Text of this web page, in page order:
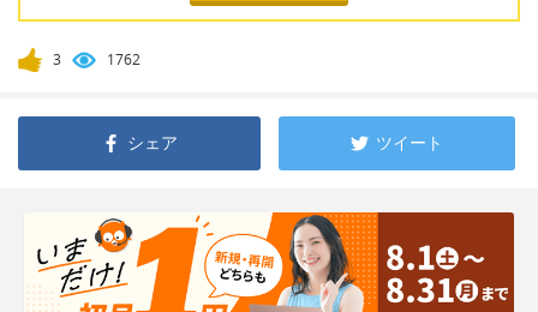
3 1762
シェア ツイート